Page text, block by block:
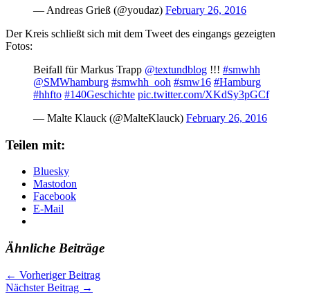
— Andreas Grieß (@youdaz) February 26, 2016
Der Kreis schließt sich mit dem Tweet des eingangs gezeigten
Fotos:
Beifall für Markus Trapp @textundblog !!! #smwhh
@SMWhamburg #smwhh_ooh #smw16 #Hamburg
#hhfto #140Geschichte pic.twitter.com/XKdSy3pGCf
— Malte Klauck (@MalteKlauck) February 26, 2016
Teilen mit:
Bluesky
Mastodon
Facebook
E-Mail
Ähnliche Beiträge
← Vorheriger Beitrag
Nächster Beitrag →